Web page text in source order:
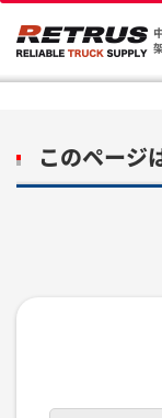
このページ